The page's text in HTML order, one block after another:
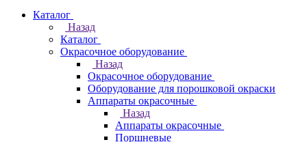
Каталог
Назад
Каталог
Окрасочное оборудование
Назад
Окрасочное оборудование
Оборудование для порошковой окраски
Аппараты окрасочные
Назад
Аппараты окрасочные
Поршневые